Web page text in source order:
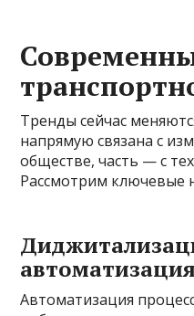
Тренды сейчас
напрямую связана с
обществе, часть — с
Рассмотрим ключевые
автоматизация
Автоматизация